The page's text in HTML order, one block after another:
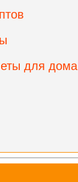
для дома